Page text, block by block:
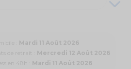
: Mardi 11 Août 2026
de retrait : Mercredi 12 Août 2026
en 48h : Mardi 11 Août 2026